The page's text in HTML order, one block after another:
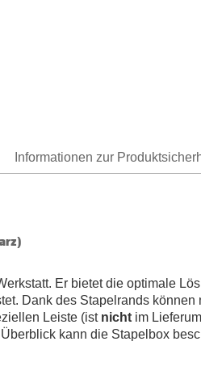
Informationen zur
Er bietet die optimale
Dank des Stapelrands
Leiste (ist nicht im
kann die Stapelbox